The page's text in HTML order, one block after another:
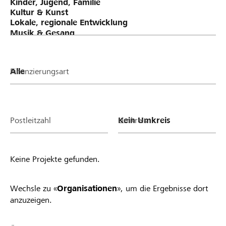
Finanzierungsart
Postleitzahl Umkreis
Keine Projekte gefunden.
Wechsle zu «Organisationen», um die Ergebnisse dort
anzuzeigen.